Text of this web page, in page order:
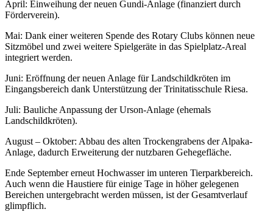
April: Einweihung der neuen Gundi-Anlage (finanziert durch
Förderverein).
Mai: Dank einer weiteren Spende des Rotary Clubs können neue
Sitzmöbel und zwei weitere Spielgeräte in das Spielplatz-Areal
integriert werden.
Juni: Eröffnung der neuen Anlage für Landschildkröten im
Eingangsbereich dank Unterstützung der Trinitatisschule Riesa.
Juli: Bauliche Anpassung der Urson-Anlage (ehemals
Landschildkröten).
August – Oktober: Abbau des alten Trockengrabens der Alpaka-
Anlage, dadurch Erweiterung der nutzbaren Gehegefläche.
Ende September erneut Hochwasser im unteren Tierparkbereich.
Auch wenn die Haustiere für einige Tage in höher gelegenen
Bereichen untergebracht werden müssen, ist der Gesamtverlauf
glimpflich.